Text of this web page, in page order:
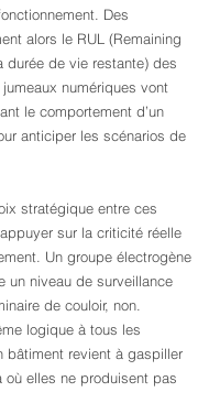
Des
alors le RUL (Remaining
durée de vie restante) des
numériques vont
le comportement d’un
anticiper les scénarios de
stratégique entre ces
sur la criticité réelle
Un groupe électrogène
un niveau de surveillance
de couloir, non.
logique à tous les
bâtiment revient à gaspiller
où elles ne produisent pas